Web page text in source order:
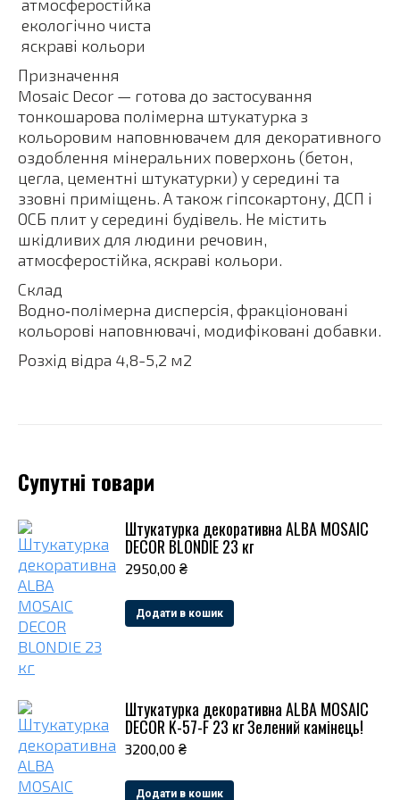
 атмосферостійка
 екологічно чиста
 яскраві кольори
Призначення
Mosaic Decor — готова до застосування
тонкошарова полімерна штукатурка з
кольоровим наповнювачем для декоративного
оздоблення мінеральних поверхонь (бетон,
цегла, цементні штукатурки) у середині та
ззовні приміщень. А також гіпсокартону, ДСП і
ОСБ плит у середині будівель. Не містить
шкідливих для людини речовин,
атмосферостійка, яскраві кольори.
Склад
Водно‑полімерна дисперсія, фракціоновані
кольорові наповнювачі, модифіковані добавки.
Розхід відра 4,8-5,2 м2
Супутні товари
Штукатурка декоративна ALBA MOSAIC
DECOR BLONDIE 23 кг
2950,00 ₴
Додати в кошик
Штукатурка декоративна ALBA MOSAIC
DECOR K-57-F 23 кг Зелений камінець!
3200,00 ₴
Додати в кошик